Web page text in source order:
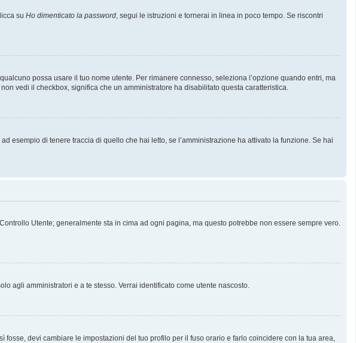
su Ho dimenticato la password, segui le istruzioni e tornerai in linea in poco tempo. Se riscontri
possa usare il tuo nome utente. Per rimanere connesso, seleziona l’opzione quando entri, ma
vedi il checkbox, significa che un amministratore ha disabilitato questa caratteristica.
esempio di tenere traccia di quello che hai letto, se l’amministrazione ha attivato la funzione. Se hai
Utente; generalmente sta in cima ad ogni pagina, ma questo potrebbe non essere sempre vero.
agli amministratori e a te stesso. Verrai identificato come utente nascosto.
fosse, devi cambiare le impostazioni del tuo profilo per il fuso orario e farlo coincidere con la tua area,